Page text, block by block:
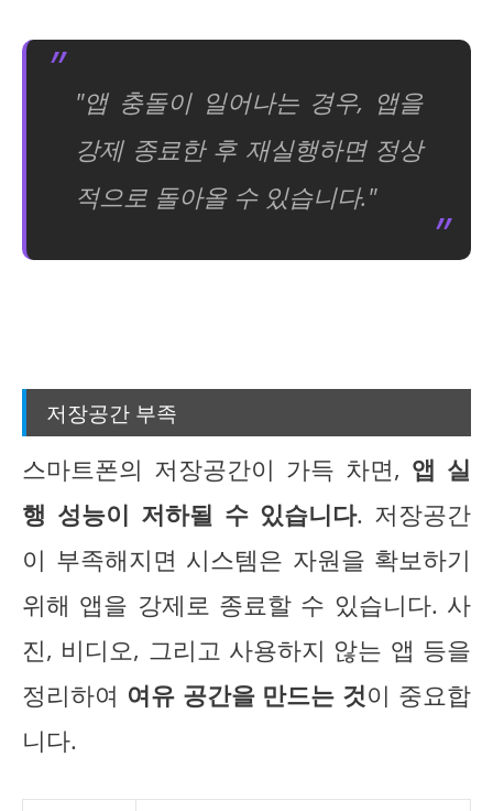
"앱 충돌이 일어나는 경우, 앱을
강제 종료한 후 재실행하면 정상
적으로 돌아올 수 있습니다."
저장공간 부족
스마트폰의 저장공간이 가득 차면, 앱 실
행 성능이 저하될 수 있습니다. 저장공간
이 부족해지면 시스템은 자원을 확보하기
위해 앱을 강제로 종료할 수 있습니다. 사
진, 비디오, 그리고 사용하지 않는 앱 등을
정리하여 여유 공간을 만드는 것이 중요합
니다.